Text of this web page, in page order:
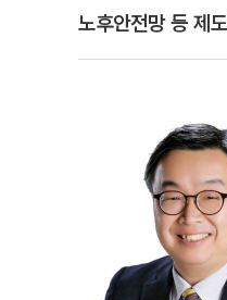
노후안전망 등 제